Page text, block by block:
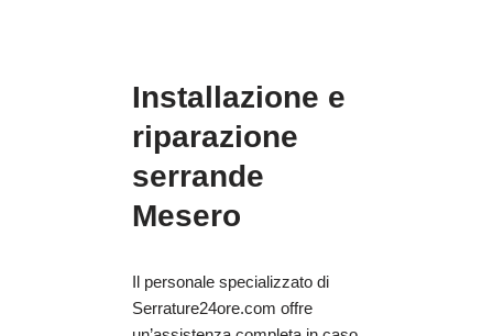
Installazione e
riparazione
serrande
Mesero
Il personale specializzato di
Serrature24ore.com offre